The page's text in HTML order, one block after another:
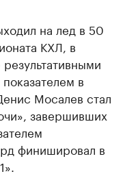
на лед в 50
КХЛ, в
в
Мосалев стал
завершивших
финишировал в